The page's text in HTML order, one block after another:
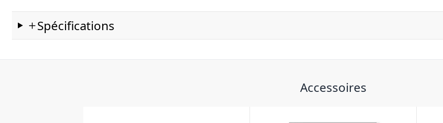
Spécifications
Accessoires